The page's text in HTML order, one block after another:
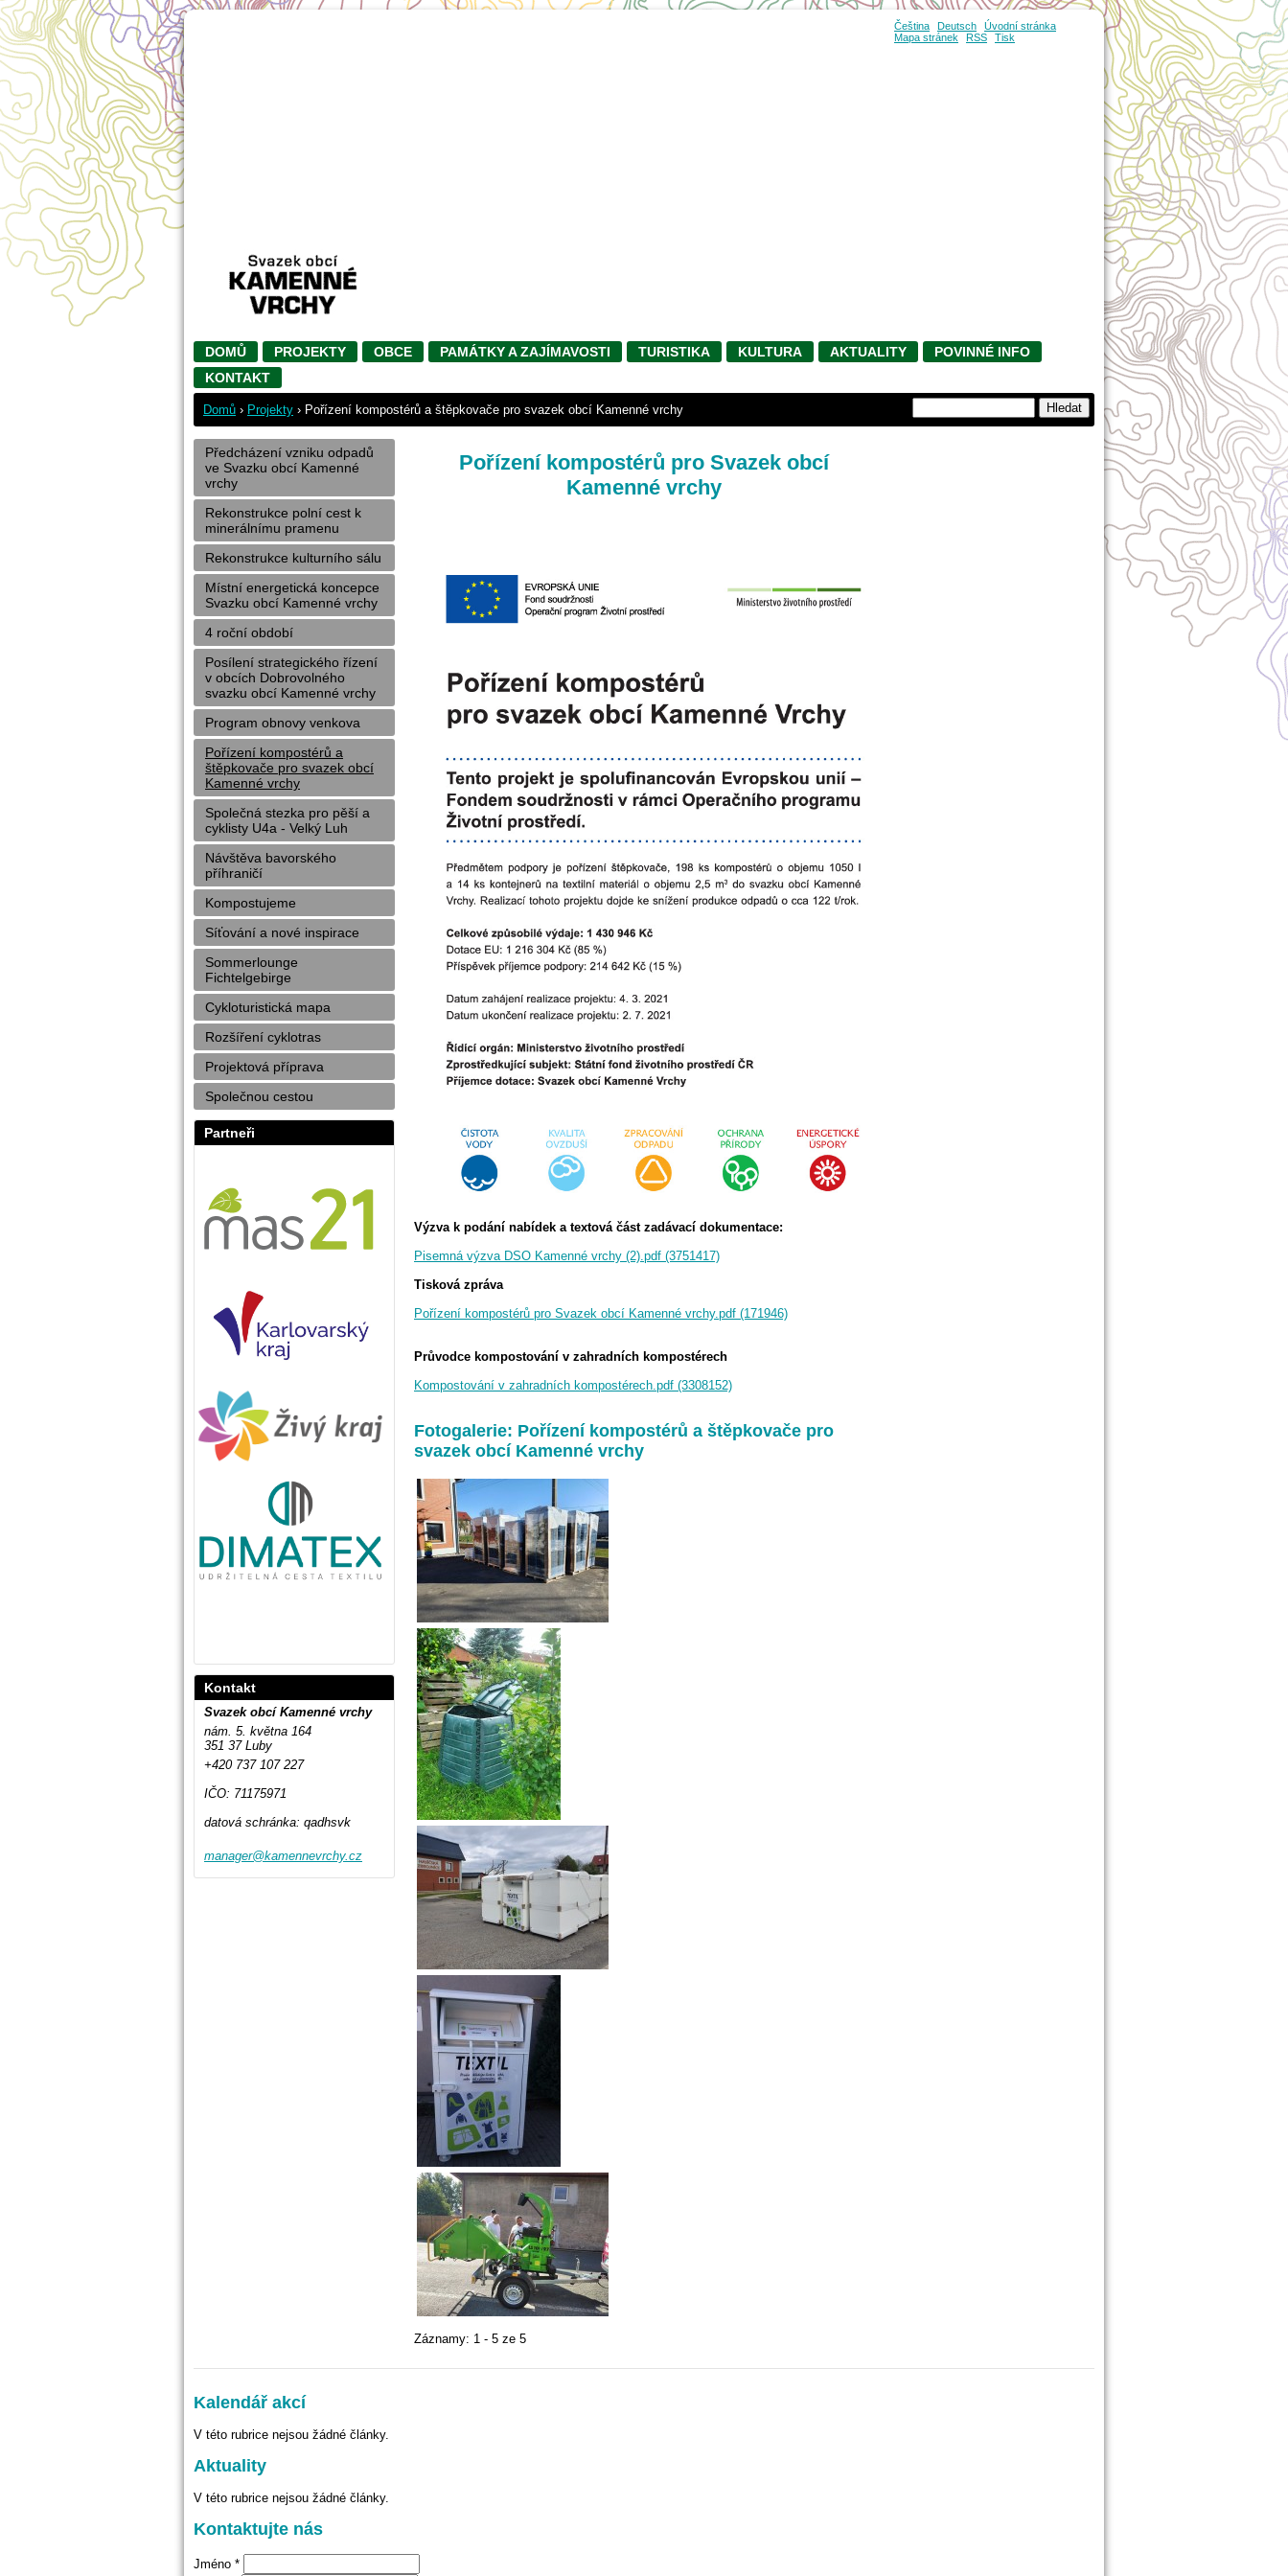
DOMŮ PROJEKTY OBCE PAMÁTKY A ZAJÍMAVOSTI TURISTIKA KULTURA AKTUALITY
POVINNÉ INFO
KONTAKT
Domů › Projekty › Pořízení kompostérů a štěpkovače pro svazek obcí Kamenné vrchy
Pořízení kompostérů pro Svazek obcí
Kamenné vrchy
Výzva k podání nabídek a textová část zadávací dokumentace:
Pisemná výzva DSO Kamenné vrchy (2).pdf (3751417)
Tisková zpráva
Pořízení kompostérů pro Svazek obcí Kamenné vrchy.pdf (171946)
Průvodce kompostování v zahradních kompostérech
Kompostování v zahradních kompostérech.pdf (3308152)
Fotogalerie: Pořízení kompostérů a štěpkovače pro
svazek obcí Kamenné vrchy
Záznamy: 1 - 5 ze 5
Předcházení vzniku odpadů
ve Svazku obcí Kamenné
vrchy
Rekonstrukce polní cest k
minerálnímu pramenu
Rekonstrukce kulturního sálu
Místní energetická koncepce
Svazku obcí Kamenné vrchy
4 roční období
Posílení strategického řízení
v obcích Dobrovolného
svazku obcí Kamenné vrchy
Program obnovy venkova
Pořízení kompostérů a
štěpkovače pro svazek obcí
Kamenné vrchy
Společná stezka pro pěší a
cyklisty U4a - Velký Luh
Návštěva bavorského
příhraničí
Kompostujeme
Síťování a nové inspirace
Sommerlounge
Fichtelgebirge
Cykloturistická mapa
Rozšíření cyklotras
Projektová příprava
Společnou cestou
Partneři
Kontakt
Svazek obcí Kamenné vrchy
nám. 5. května 164
351 37 Luby
+420 737 107 227
IČO: 71175971
datová schránka: qadhsvk
manager@kamennevrchy.cz
Čeština Deutsch
Úvodní stránka
Mapa stránek
RSS Tisk
Kalendář akcí
V této rubrice nejsou žádné články.
Aktuality
V této rubrice nejsou žádné články.
Kontaktujte nás
Jméno *